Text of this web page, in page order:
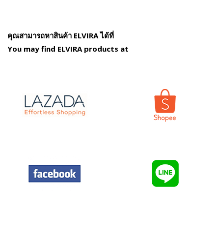
คุณสามารถหาสินค้า ELVIRA ได้ที่
You may find ELVIRA products at